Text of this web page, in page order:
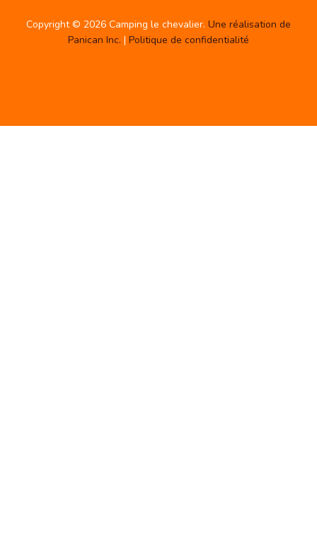
Copyright © 2026 Camping le chevalier. Une réalisation de
Panican Inc. | Politique de confidentialité